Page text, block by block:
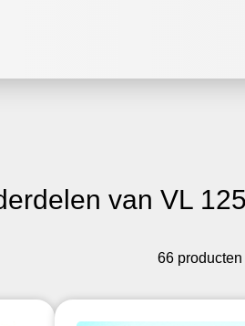
van VL
66 producten